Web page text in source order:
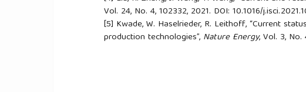
Vol. 24, No. 4, 102332, 2021. DOI: 10.1016/
[5] Kwade, W. Haselrieder, R. Leithoff, “Current
production technologies”, Nature Energy, Vol. 3, No.
Mourtzis, “Simulation in the design and